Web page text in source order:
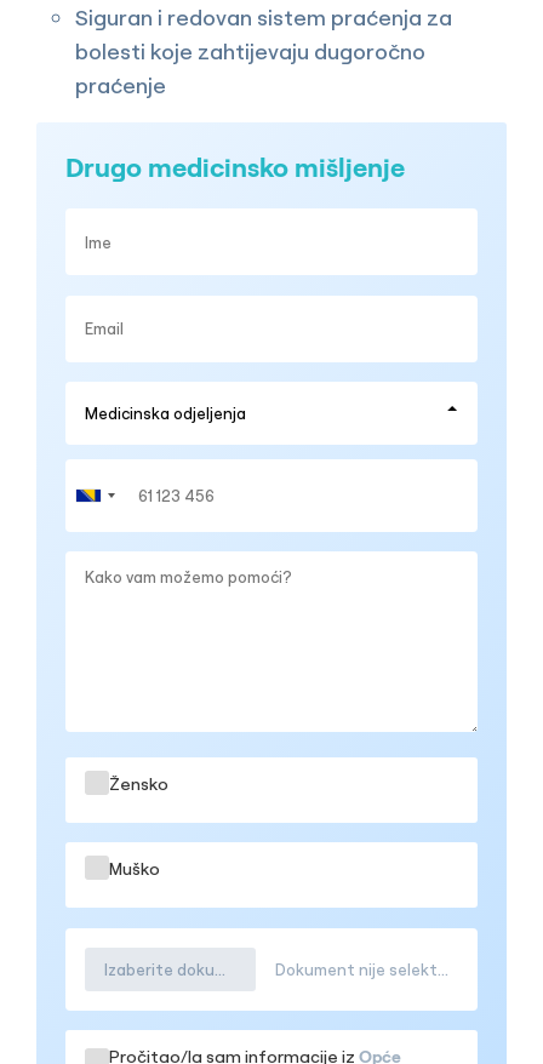
Siguran i redovan sistem praćenja za
bolesti koje zahtijevaju dugoročno
praćenje
Drugo medicinsko mišljenje
Žensko
Muško
Pročitao/la sam informacije iz Opće